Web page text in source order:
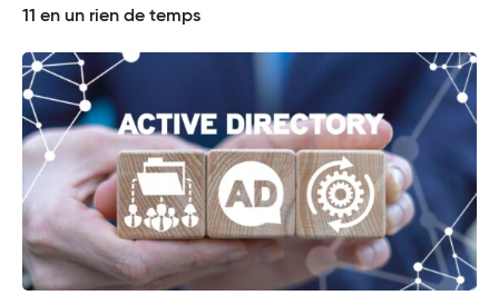
11 en un rien de temps